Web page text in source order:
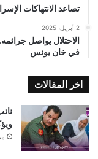
تصاعد الانتهاكات
2 أبريل، 2025
في خان يونس
اخر المقالات
منذ